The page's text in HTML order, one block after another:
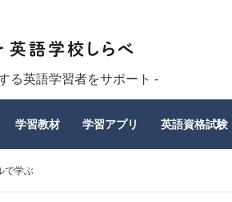
る英語学習者をサポート -
学習教材 学習アプリ 英語資格試験
で学ぶ